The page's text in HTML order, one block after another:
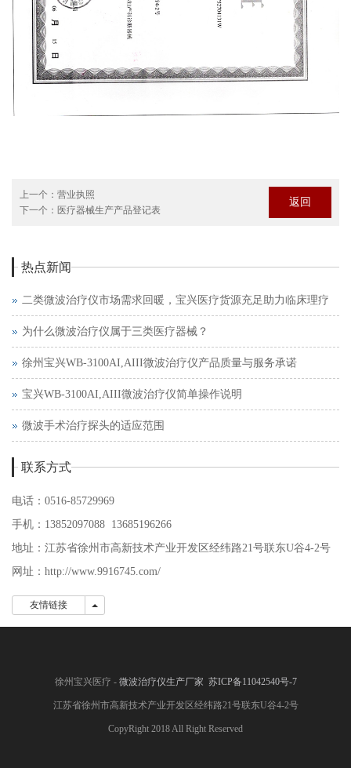
上一个： 营业执照
下一个： 医疗器械生产产品登记表
返回
热点新闻
二类微波治疗仪市场需求回暖，宝兴医疗货源充足助力临床理疗
为什么微波治疗仪属于三类医疗器械？
徐州宝兴WB-3100AI,AIII微波治疗仪产品质量与服务承诺
宝兴WB-3100AI,AIII微波治疗仪简单操作说明
微波手术治疗探头的适应范围
联系方式
电话：0516-85729969
手机：13852097088 13685196266
地址：江苏省徐州市高新技术产业开发区经纬路21号联东U谷4-2号
网址：http://www.9916745.com/
友情链接
徐州宝兴医疗 - 微波治疗仪生产厂家 苏ICP备11042540号-7
江苏省徐州市高新技术产业开发区经纬路21号联东U谷4-2号
CopyRight 2018 All Right Reserved